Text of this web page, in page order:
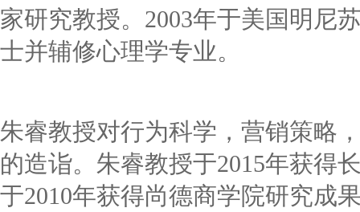
家研究教授。2003年于美国明尼
士并辅修心理学专业。
朱睿教授对行为科学，营销策略
的造诣。朱睿教授于2015年获得
于2010年获得尚德商学院研究成